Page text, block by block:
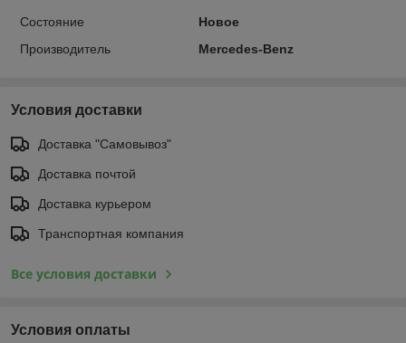
Состояние
Новое
Производитель
Mercedes-Benz
Условия доставки
Доставка "Самовывоз"
Доставка почтой
Доставка курьером
Транспортная компания
Все условия доставки
Условия оплаты